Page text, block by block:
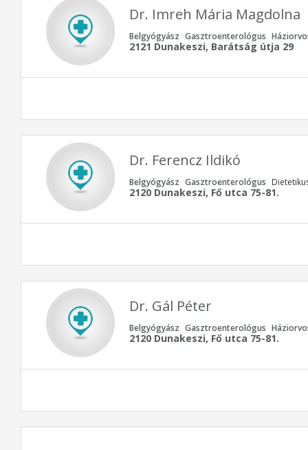
Dr. Imreh Mária Magdolna
Belgyógyász Gasztroenterológus
2121 Dunakeszi, Barátság útja 29
Dr. Ferencz Ildikó
Belgyógyász Gasztroenterológus
2120 Dunakeszi, Fő utca 75-81.
Dr. Gál Péter
Belgyógyász Gasztroenterológus
2120 Dunakeszi, Fő utca 75-81.